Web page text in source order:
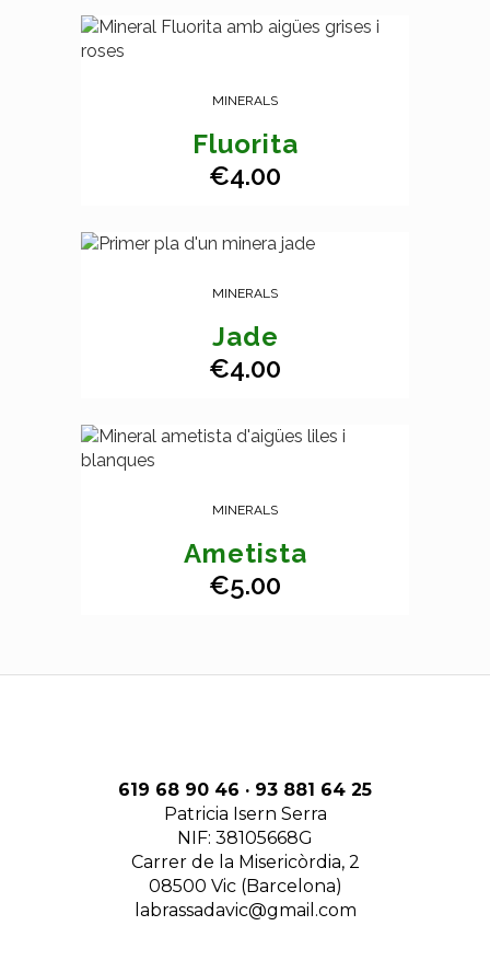
MINERALS
Fluorita
€4.00
MINERALS
Jade
€4.00
MINERALS
Ametista
€5.00
619 68 90 46 · 93 881 64 25
Patricia Isern Serra
NIF: 38105668G
Carrer de la Misericòrdia, 2
08500 Vic (Barcelona)
labrassadavic@gmail.com